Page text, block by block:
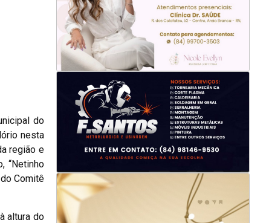
do
nesta
região e
“Netinho
Comitê
altura do